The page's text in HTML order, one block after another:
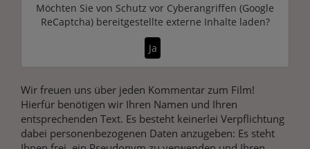
Möchten Sie von Schutz vor Cyberangriffen (Google
ReCaptcha)bereitgestellte externe Inhalte laden?
Ja
Wir freuen uns über jeden Kommentar zum Film!
Hierfür benötigen wir Ihren Namen und Ihren
entsprechenden Text. Es besteht keinerlei Verpflichtung
dabei personenbezogenen Daten anzugeben: Es steht